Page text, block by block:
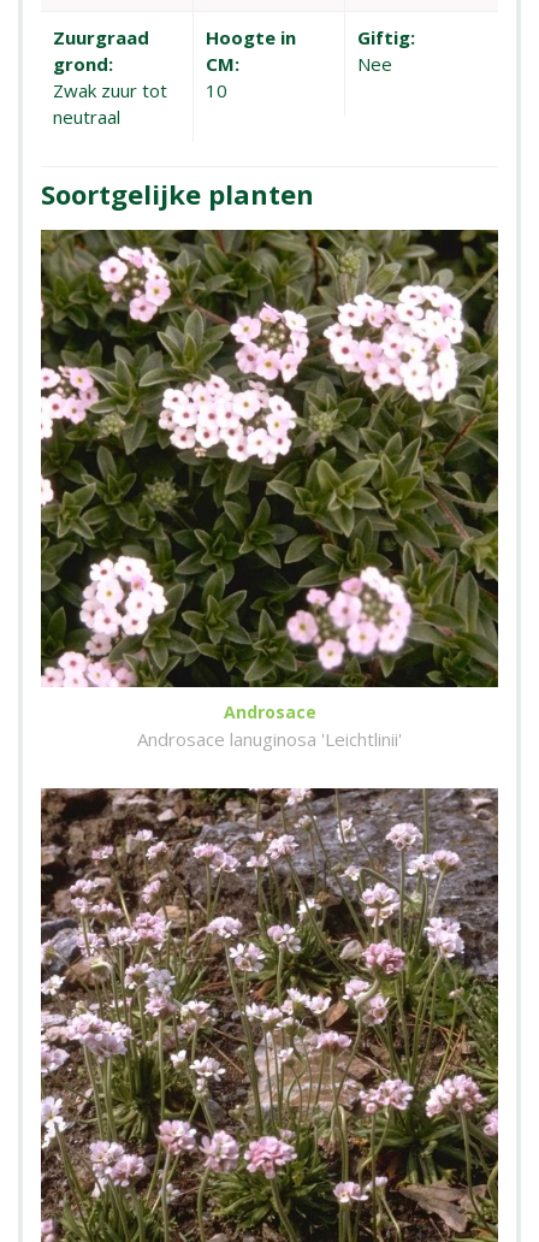
Zuurgraad
grond:
Zwak zuur tot
neutraal
Hoogte in
CM:
10
Giftig:
Nee
Soortgelijke planten
Androsace
Androsace lanuginosa 'Leichtlinii'